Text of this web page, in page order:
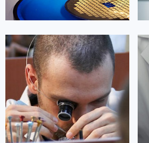
艾德琳·亚历桑德拉
资深理查德米勒技师
是理查德米勒售后服务中心
(理查德米勒保养中心)
的高级技师之一
Guangzhou RichardMille Maintain
center